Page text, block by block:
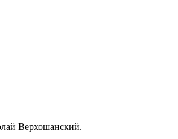
Верхошанский.